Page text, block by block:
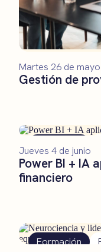
Gestión de
Martes 26 de mayo
Power BI + IA
financiero
Jueves 4 de junio
Formación